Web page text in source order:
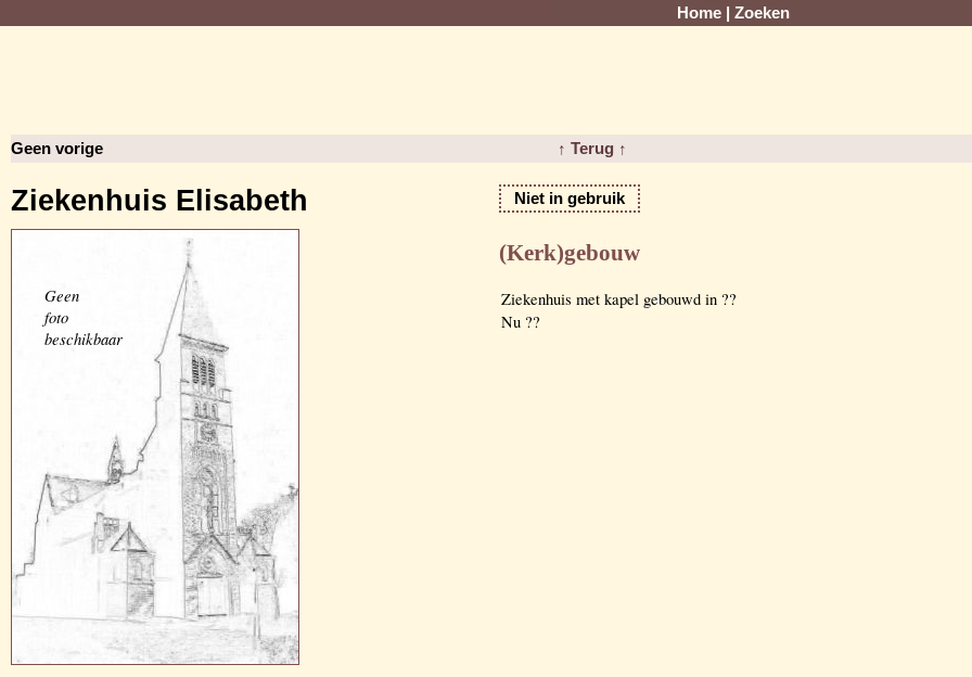
Home Zoeken
Geen vorige ↑ Terug ↑
Ziekenhuis Elisabeth Niet in gebruik
Geen
foto
beschikbaar
(Kerk)gebouw
Ziekenhuis met kapel gebouwd in ??
Nu ??